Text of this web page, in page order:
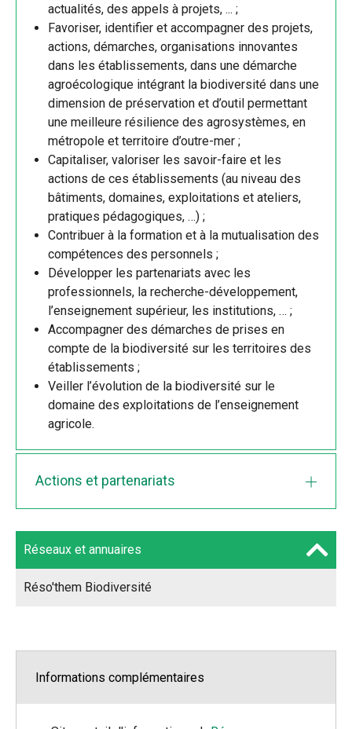
actualités, des appels à projets, ... ;
Favoriser, identifier et accompagner des projets,
actions, démarches, organisations innovantes
dans les établissements, dans une démarche
agroécologique intégrant la biodiversité dans une
dimension de préservation et d’outil permettant
une meilleure résilience des agrosystèmes, en
métropole et territoire d’outre-mer ;
Capitaliser, valoriser les savoir-faire et les
actions de ces établissements (au niveau des
bâtiments, domaines, exploitations et ateliers,
pratiques pédagogiques, …) ;
Contribuer à la formation et à la mutualisation des
compétences des personnels ;
Développer les partenariats avec les
professionnels, la recherche-développement,
l’enseignement supérieur, les institutions, … ;
Accompagner des démarches de prises en
compte de la biodiversité sur les territoires des
établissements ;
Veiller l’évolution de la biodiversité sur le
domaine des exploitations de l’enseignement
agricole.
Actions et partenariats
Réseaux et annuaires
Réso'them Biodiversité
Informations complémentaires